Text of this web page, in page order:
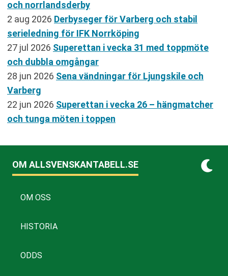
och norrlandsderby
2 aug 2026 Derbyseger för Varberg och stabil
serieledning för IFK Norrköping
27 jul 2026 Superettan i vecka 31 med toppmöte
och dubbla omgångar
28 jun 2026 Sena vändningar för Ljungskile och
Varberg
22 jun 2026 Superettan i vecka 26 – hängmatcher
och tunga möten i toppen
OM ALLSVENSKANTABELL.SE
OM OSS
HISTORIA
ODDS